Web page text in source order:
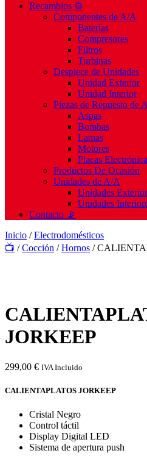
Recambios ⚙️
Componentes de A/A
Baterías
Compresores
Filtros
Turbinas
Despiece de Unidades
Unidad Exterior
Unidad Interior
Piezas de Repuesto de
Aspas
Bombas
Lamas
Motores
Placas
Productos De Ocasión
Unidades de A/A
Unidades
Unidades
Contacto 📡
Inicio /Electrodomésticos
📺 /Cocción /Hornos /
JORKEEP
299,00 € IVA Incluido
CALIENTAPLATOS JORKEEP
Cristal Negro
Control táctil
Display Digital LED
Sistema de apertura push